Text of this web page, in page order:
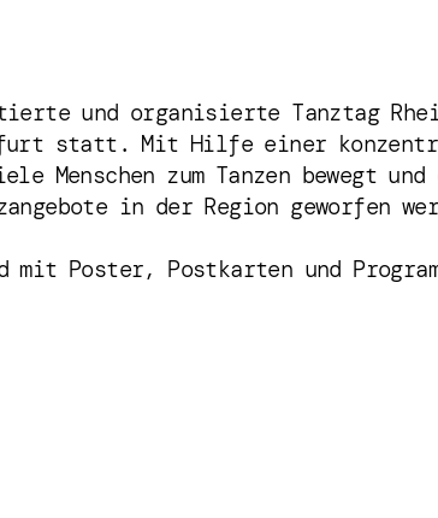
und organisierte Tanztag
statt. Mit Hilfe einer
Menschen zum Tanzen bewegt
in der Region geworfen
mit Poster, Postkarten und